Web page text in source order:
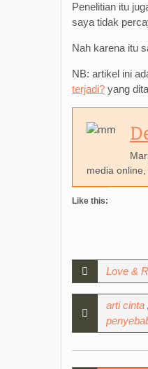
Penelitian itu
saya tidak
Nah karena itu
NB: artikel ini
terjadi? yang
media online,
Like this:
Love &
arti cinta ,